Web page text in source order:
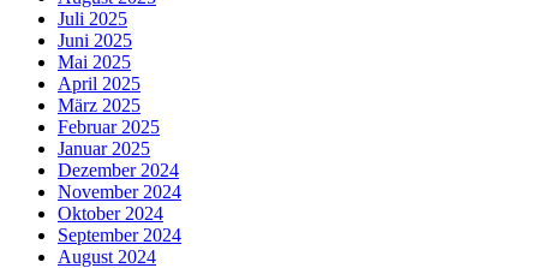
Juli 2025
Juni 2025
Mai 2025
April 2025
März 2025
Februar 2025
Januar 2025
Dezember 2024
November 2024
Oktober 2024
September 2024
August 2024